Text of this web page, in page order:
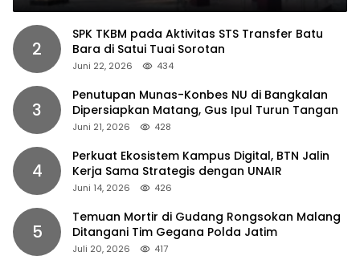
2
SPK TKBM pada Aktivitas STS Transfer Batu
Bara di Satui Tuai Sorotan
Juni 22, 2026 434
3
Penutupan Munas-Konbes NU di Bangkalan
Dipersiapkan Matang, Gus Ipul Turun Tangan
Juni 21, 2026 428
4
Perkuat Ekosistem Kampus Digital, BTN Jalin
Kerja Sama Strategis dengan UNAIR
Juni 14, 2026 426
5
Temuan Mortir di Gudang Rongsokan Malang
Ditangani Tim Gegana Polda Jatim
Juli 20, 2026 417